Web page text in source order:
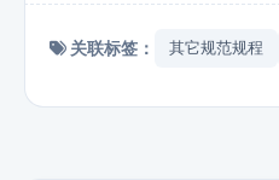
关联标签： 其它规范规程